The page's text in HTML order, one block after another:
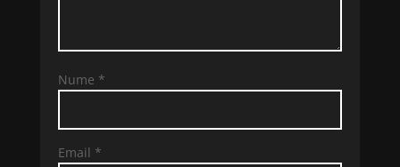
Nume *
Email *